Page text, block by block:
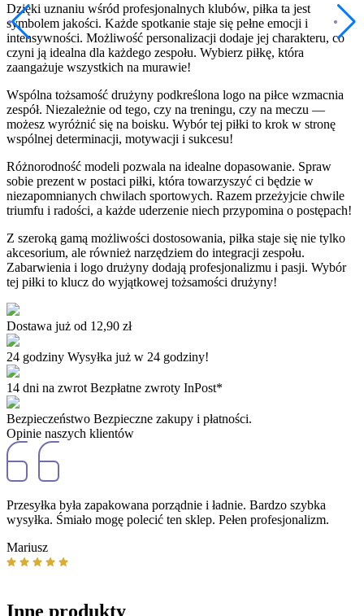
Dzięki uznaniu wśród profesjonalnych klubów, piłka ta jest
symbolem jakości. Każde spotkanie staje się pełne emocji i
intensywności. Możliwość personalizacji dodaje jej charakteru, co
czyni ją idealna dla każdego zespołu. Wybierz piłkę, która
zaangażuje wszystkich na murawie!
Wspólna tożsamość drużyny podkreślona logo na piłce wzmacnia
zespół. Niezależnie od tego, czy na treningu, czy na meczu —
możesz wyróżnić się na boisku. Wybór tej piłki to krok w stronę
wspólnej determinacji, motywacji i sukcesu!
Różnorodność modeli pozwala na idealne dopasowanie. Spraw
sobie prezent w postaci piłki, która towarzyszyć ci będzie w
niezapomnianych chwilach sportowych. Razem przeżyjcie chwile
triumfu i radości, a każde uderzenie niech przypomina o postępach!
Z szeroką gamą możliwości dostosowania, piłka staje się nie tylko
akcesorium, ale również narzędziem do integracji zespołu.
Zabarwienia i logo drużyny dodają profesjonalizmu i pasji. Wybór
tej piłki to klucz do wyjątkowej tożsamości drużyny!
Dostawa już od 12,90 zł
24 godziny Wysyłka już w 24 godziny!
14 dni na zwrot Bezpłatne zwroty InPost*
Bezpieczeństwo Bezpieczne zakupy i płatności.
Opinie naszych klientów
Przesyłka była zapakowana porządnie i ładnie. Bardzo szybka
wysyłka. Śmiało mogę polecić ten sklep. Pełen profesjonalizm.
Mariusz
Inne produkty